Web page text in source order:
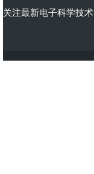
关注最新电子科学技术